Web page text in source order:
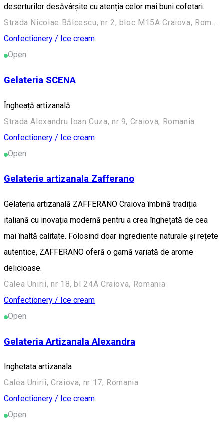
deserturilor desăvârșite cu atenția celor mai buni cofetari.
Strada Nicolae Bălcescu, nr 2, bloc M15A Craiova, Romania
Confectionery / Ice cream
Open
Gelateria SCENA
Îngheață artizanală
Strada Alexandru Ioan Cuza, nr 9, Craiova, Romania
Confectionery / Ice cream
Open
Gelaterie artizanala Zafferano
Gelateria artizanală ZAFFERANO Craiova îmbină tradiția
italiană cu inovația modernă pentru a crea înghețată de cea
mai înaltă calitate. Folosind doar ingrediente naturale și rețete
autentice, ZAFFERANO oferă o gamă variată de arome
delicioase.
Calea Unirii, nr 18, bl 24A Craiova, Romania
Confectionery / Ice cream
Open
Gelateria Artizanala Alexandra
Inghetata artizanala
Calea Unirii, Craiova, nr 17, Romania
Confectionery / Ice cream
Open